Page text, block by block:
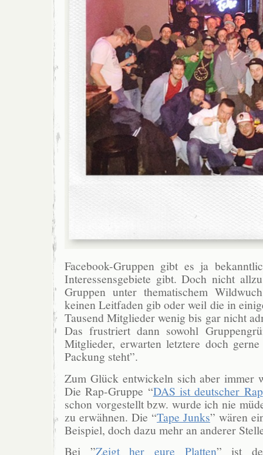
Facebook-Gruppen gibt es ja
Interessensgebiete gibt. Doch nicht
Gruppen unter thematischem
keinen Leitfaden gib oder weil die in
Tausend Mitglieder wenig bis gar nicht
Das frustriert dann sowohl
Mitglieder, erwarten letztere doch
Packung steht”.
Zum Glück entwickeln sich aber immer
Die Rap-Gruppe “DAS ist deutscher Rap
schon vorgestellt bzw. wurde ich nie
zu erwähnen. Die “Tape Junks” wären
Beispiel, doch dazu mehr an anderer
Bei ”Zeigt her eure Platten” ist